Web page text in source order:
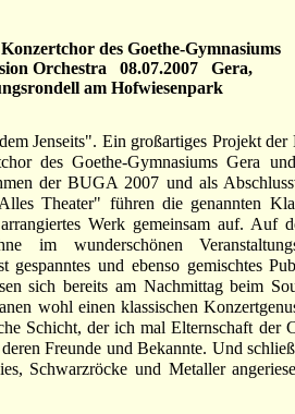
des Goethe-Gymnasiums
Orchestra 08.07.2007 Gera,
am Hofwiesenpark
Jenseits". Ein großartiges Projekt
des Goethe-Gymnasiums Gera
der BUGA 2007 und als
Theater" führen die genannten
Werk gemeinsam auf. Auf
im wunderschönen
gespanntes und ebenso gemischtes
sich bereits am Nachmittag beim
wohl einen klassischen
Schicht, der ich mal Elternschaft der
Freunde und Bekannte. Und
Schwarzröcke und Metaller